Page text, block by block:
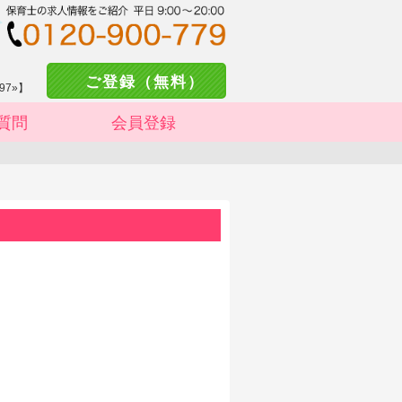
】 ご登録（無料）
問 会員登録